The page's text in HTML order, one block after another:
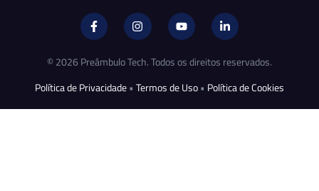
© 2026 Preâmbulo Tech. Todos os direitos reservados.
Política de Privacidade• Termos de Uso• Política de Cookies